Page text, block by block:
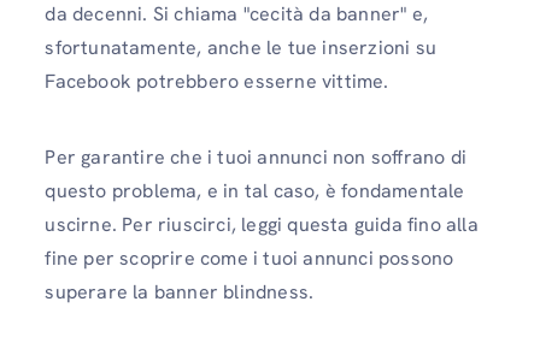
da decenni. Si chiama "cecità da banner" e,
sfortunatamente, anche le tue inserzioni su
Facebook potrebbero esserne vittime.
Per garantire che i tuoi annunci non soffrano di
questo problema, e in tal caso, è fondamentale
uscirne. Per riuscirci, leggi questa guida fino alla
fine per scoprire come i tuoi annunci possono
superare la banner blindness.